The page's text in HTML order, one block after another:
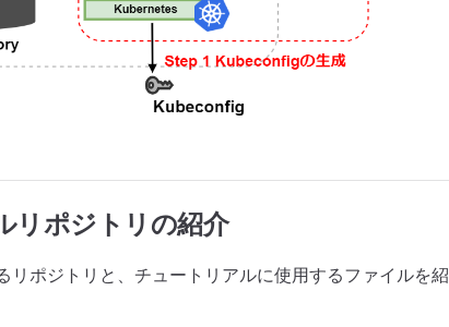
リポジトリの紹介
リポジトリと、チュートリアルに使用するファイルを